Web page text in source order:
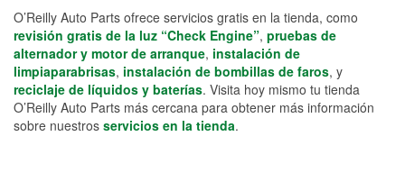
O’Reilly Auto Parts ofrece servicios gratis en la tienda, como
revisión gratis de la luz “Check Engine”, pruebas de
alternador y motor de arranque, instalación de
limpiaparabrisas, instalación de bombillas de faros, y
reciclaje de líquidos y baterías. Visita hoy mismo tu tienda
O’Reilly Auto Parts más cercana para obtener más información
sobre nuestros servicios en la tienda.